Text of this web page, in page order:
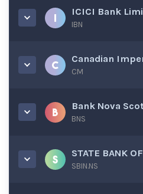
ICICI Bank
IBN
Canadian
CM
Bank Nova
BNS
STATE BANK
SBIN.NS